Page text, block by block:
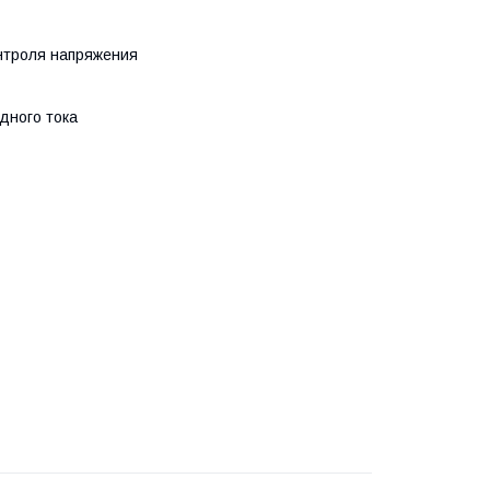
напряжения
тока